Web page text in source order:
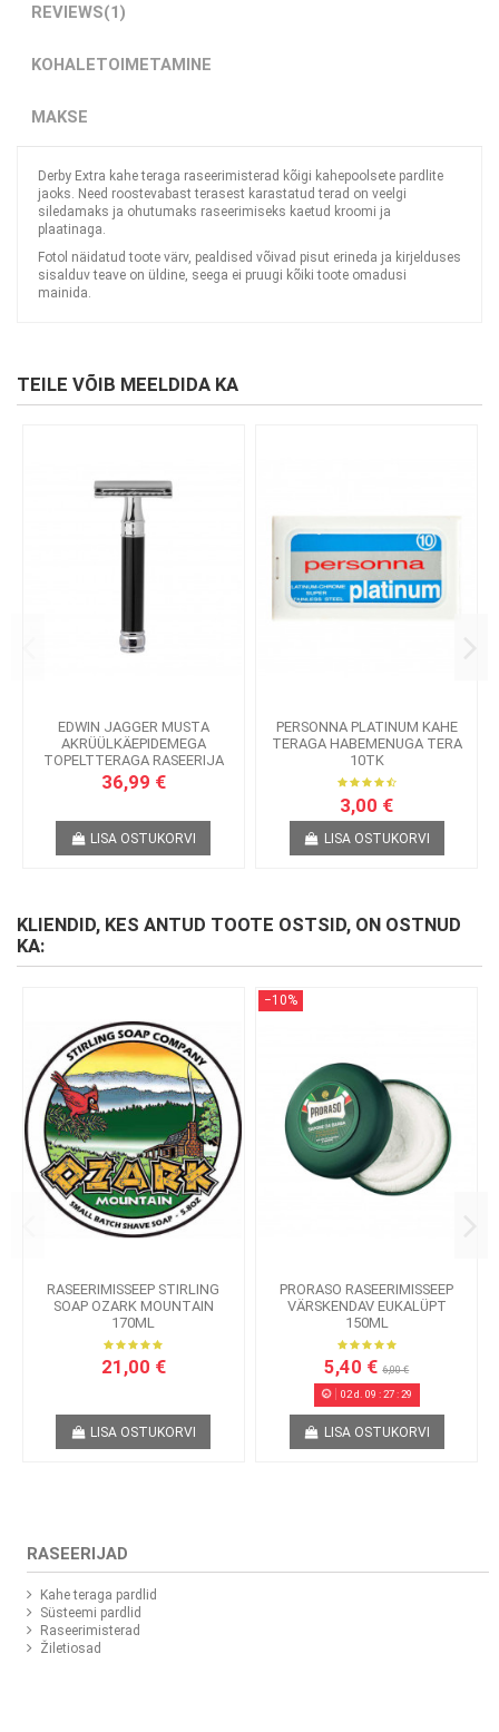
REVIEWS(1)
KOHALETOIMETAMINE
MAKSE
Derby Extra kahe teraga raseerimisterad kõigi kahepoolsete pardlite
jaoks. Need roostevabast terasest karastatud terad on veelgi
siledamaks ja ohutumaks raseerimiseks kaetud kroomi ja
plaatinaga.
Fotol näidatud toote värv, pealdised võivad pisut erineda ja kirjelduses
sisalduv teave on üldine, seega ei pruugi kõiki toote omadusi
mainida.
TEILE VÕIB MEELDIDA KA
EDWIN JAGGER MUSTA
AKRÜÜLKÄEPIDEMEGA
TOPELTTERAGA RASEERIJA
36,99 €
LISA OSTUKORVI
PERSONNA PLATINUM KAHE
TERAGA HABEMENUGA TERA
10TK
3,00 €
LISA OSTUKORVI
KLIENDID, KES ANTUD TOOTE OSTSID, ON OSTNUD
KA:
RASEERIMISSEEP STIRLING
SOAP OZARK MOUNTAIN
170ML
21,00 €
LISA OSTUKORVI
−10%
PRORASO RASEERIMISSEEP
VÄRSKENDAV EUKALÜPT
150ML
5,40 €6,00 €
02d. 09 :27:29
LISA OSTUKORVI
RASEERIJAD
Kahe teraga pardlid
Süsteemi pardlid
Raseerimisterad
Žiletiosad